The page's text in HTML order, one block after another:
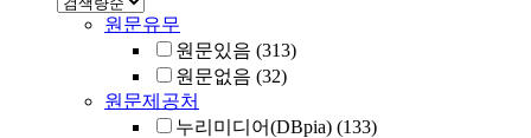
원문유무
원문있음 (313)
원문없음 (32)
원문제공처
누리미디어(DBpia) (133)